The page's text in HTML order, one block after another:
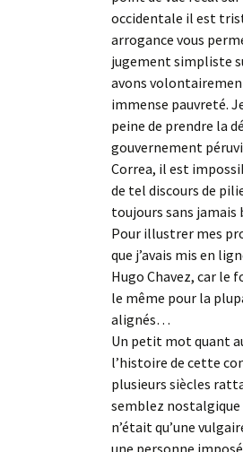
occidentale il est
arrogance vous
jugement simpliste
avons
immense pauvreté.
peine de prendre la
gouvernement
Correa, il est
de tel discours de
toujours sans jamais
Pour illustrer mes
que j’avais mis en
Hugo Chavez, car le
le même pour la
alignés…
Un petit mot quant
l’histoire de cette
plusieurs siècles
semblez nostalgique
n’était qu’une
une personne